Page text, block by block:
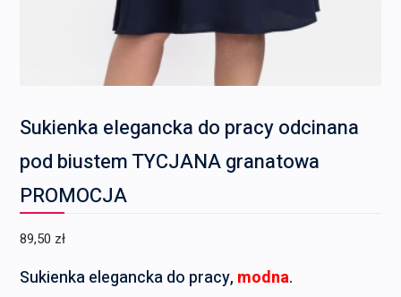
Sukienka elegancka do pracy odcinana
pod biustem TYCJANA granatowa
PROMOCJA
89,50 zł
Sukienka elegancka do pracy, modna.